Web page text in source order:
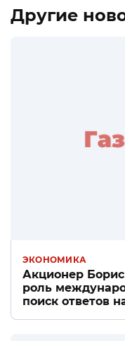
Другие
ЭКОНОМИКА
Акционер
роль
поиск ответов